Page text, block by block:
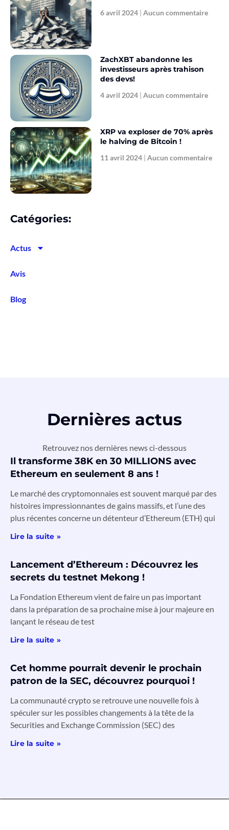
6 avril 2024 Aucun commentaire
ZachXBT abandonne les
investisseurs après trahison
des devs!
4 avril 2024 Aucun commentaire
XRP va exploser de 70% après
le halving de Bitcoin !
11 avril 2024 Aucun commentaire
Catégories:
Actus
Avis
Blog
Dernières actus
Retrouvez nos dernières news ci-dessous
Il transforme 38K en 30 MILLIONS avec
Ethereum en seulement 8 ans !
Le marché des cryptomonnaies est souvent marqué par des
histoires impressionnantes de gains massifs, et l’une des
plus récentes concerne un détenteur d’Ethereum (ETH) qui
Lire la suite »
Lancement d’Ethereum : Découvrez les
secrets du testnet Mekong !
La Fondation Ethereum vient de faire un pas important
dans la préparation de sa prochaine mise à jour majeure en
lançant le réseau de test
Lire la suite »
Cet homme pourrait devenir le prochain
patron de la SEC, découvrez pourquoi !
La communauté crypto se retrouve une nouvelle fois à
spéculer sur les possibles changements à la tête de la
Securities and Exchange Commission (SEC) des
Lire la suite »